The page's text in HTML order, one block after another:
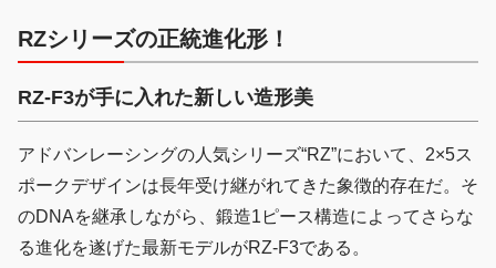
RZシリーズの正統進化形！
RZ-F3が手に入れた新しい造形美
アドバンレーシングの人気シリーズ“RZ”において、2×5ス
ポークデザインは長年受け継がれてきた象徴的存在だ。そ
のDNAを継承しながら、鍛造1ピース構造によってさらな
る進化を遂げた最新モデルがRZ-F3である。